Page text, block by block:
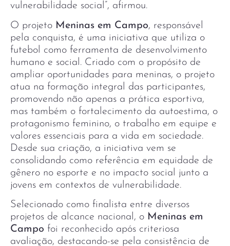
vulnerabilidade social”, afirmou.
O projeto Meninas em Campo, responsável
pela conquista, é uma iniciativa que utiliza o
futebol como ferramenta de desenvolvimento
humano e social. Criado com o propósito de
ampliar oportunidades para meninas, o projeto
atua na formação integral das participantes,
promovendo não apenas a prática esportiva,
mas também o fortalecimento da autoestima, o
protagonismo feminino, o trabalho em equipe e
valores essenciais para a vida em sociedade.
Desde sua criação, a iniciativa vem se
consolidando como referência em equidade de
gênero no esporte e no impacto social junto a
jovens em contextos de vulnerabilidade.
Selecionado como finalista entre diversos
projetos de alcance nacional, o Meninas em
Campo foi reconhecido após criteriosa
avaliação, destacando-se pela consistência de